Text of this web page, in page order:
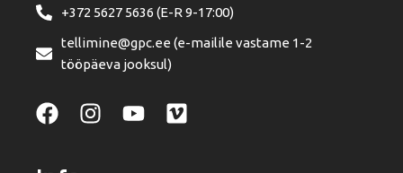
+372 5627 5636 (E-R 9-17:00)
tellimine@gpc.ee (e-mailile vastame 1-2
tööpäeva jooksul)